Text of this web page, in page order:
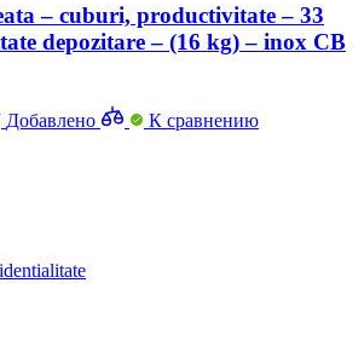
– cuburi, productivitate – 33
depozitare – (16 kg) – inox CB
Добавлено К сравнению